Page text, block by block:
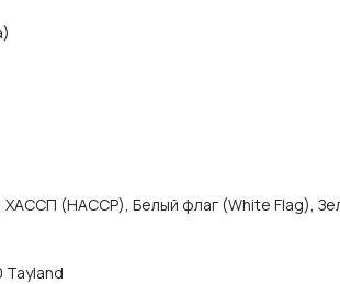
(HACCP), Белый флаг (White Flag),
Tayland